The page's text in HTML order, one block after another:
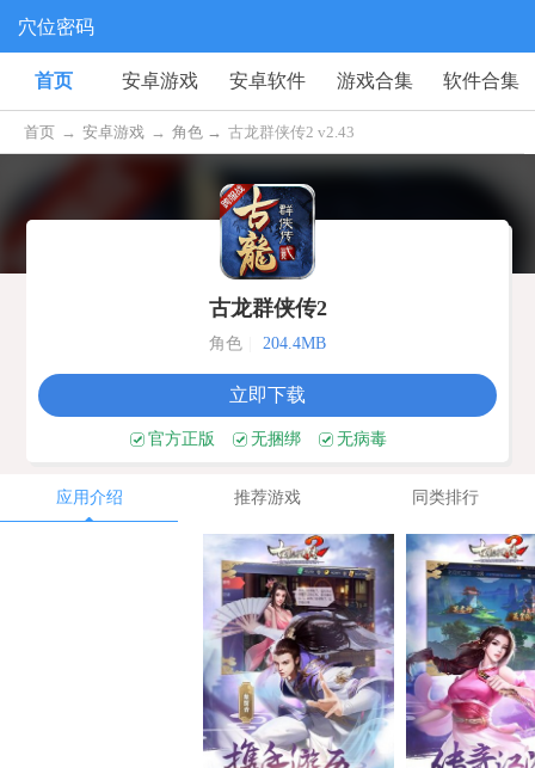
穴位密码
首页 安卓游戏 安卓软件 游戏合集 软件合集
首页 → 安卓游戏 → 角色 → 古龙群侠传2 v2.43
古龙群侠传2
角色 204.4MB
立即下载
官方正版 无捆绑 无病毒
应用介绍 推荐游戏 同类排行